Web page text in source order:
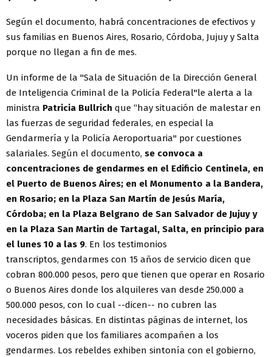
Según el documento, habrá concentraciones de efectivos y
sus familias en Buenos Aires, Rosario, Córdoba, Jujuy y Salta
porque no llegan a fin de mes.
Un informe de la "Sala de Situación de la Dirección General
de Inteligencia Criminal de la Policía Federal"le alerta a la
ministra Patricia Bullrich que “hay situación de malestar en
las fuerzas de seguridad federales, en especial la
Gendarmería y la Policía Aeroportuaria" por cuestiones
salariales. Según el documento, se convoca a
concentraciones de gendarmes en el Edificio Centinela, en
el Puerto de Buenos Aires; en el Monumento a la Bandera,
en Rosario; en la Plaza San Martín de Jesús María,
Córdoba; en la Plaza Belgrano de San Salvador de Jujuy y
en la Plaza San Martin de Tartagal, Salta, en principio para
el lunes 10 a las 9. En los testimonios
transcriptos, gendarmes con 15 años de servicio dicen que
cobran 800.000 pesos, pero que tienen que operar en Rosario
o Buenos Aires donde los alquileres van desde 250.000 a
500.000 pesos, con lo cual --dicen-- no cubren las
necesidades básicas. En distintas páginas de internet, los
voceros piden que los familiares acompañen a los
gendarmes. Los rebeldes exhiben sintonía con el gobierno,